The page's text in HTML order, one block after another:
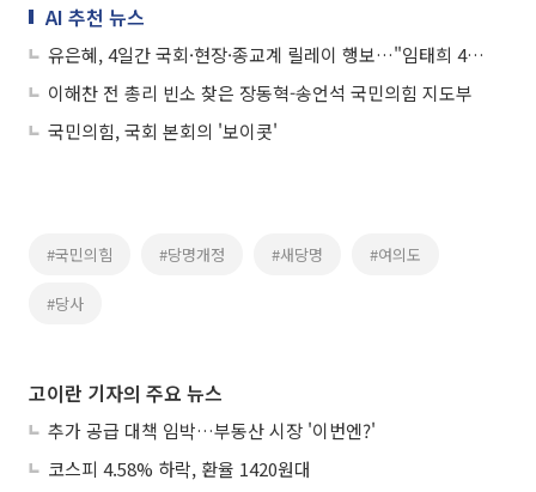
AI 추천 뉴스
유은혜, 4일간 국회·현장·종교계 릴레이 행보…"임태희 4년이 지운 것, 모두 되살린다"
이해찬 전 총리 빈소 찾은 장동혁-송언석 국민의힘 지도부
국민의힘, 국회 본회의 '보이콧'
#국민의힘 #당명개정 #새당명 #여의도
#당사
고이란 기자의 주요 뉴스
추가 공급 대책 임박…부동산 시장 '이번엔?'
코스피 4.58% 하락, 환율 1420원대